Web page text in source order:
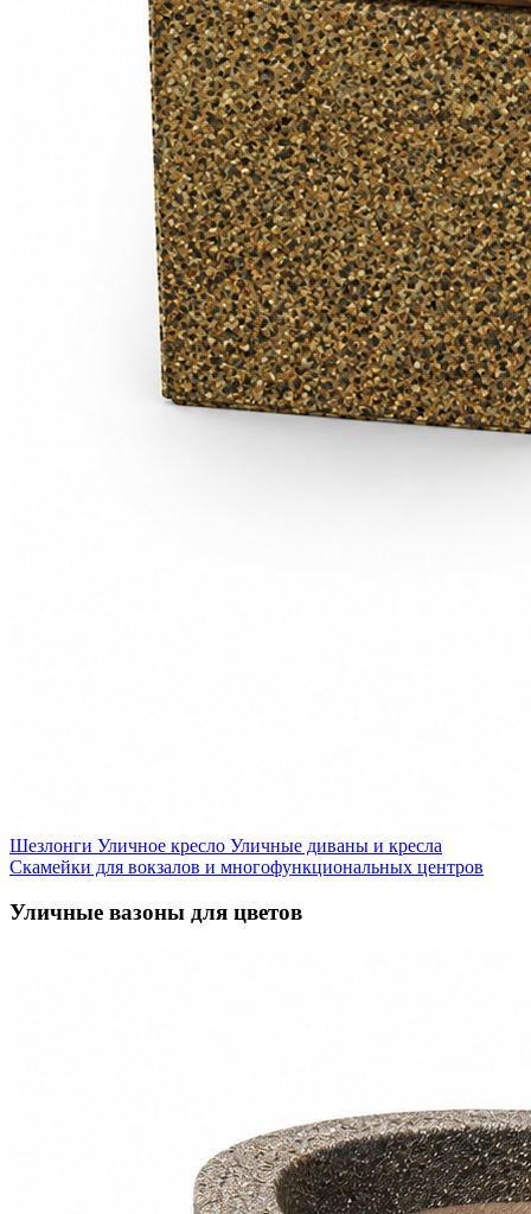
Шезлонги Уличное кресло Уличные диваны и кресла
Скамейки для вокзалов и многофункциональных центров
Уличные вазоны для цветов